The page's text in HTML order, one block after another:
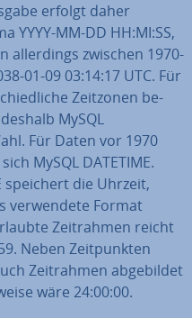
erfolgt daher
YYYY-MM-DD HH:MI:SS,
al­ler­dings zwischen 1970-
01-09 03:14:17 UTC. Für
Zeitzonen be­
MySQL
Für Daten vor 1970
MySQL DATETIME.
speichert die Uhrzeit,
ver­wen­de­te Format
Zeit­rah­men reicht
Neben Zeit­punk­ten
Zeit­rah­men ab­ge­bil­det
wäre 24:00:00.